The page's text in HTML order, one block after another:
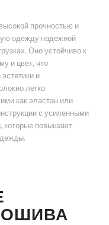
прочностью и
одежду надежной
Оно устойчиво к
и цвет, что
и
легко
как эластан или
с усиленными
которые повышают